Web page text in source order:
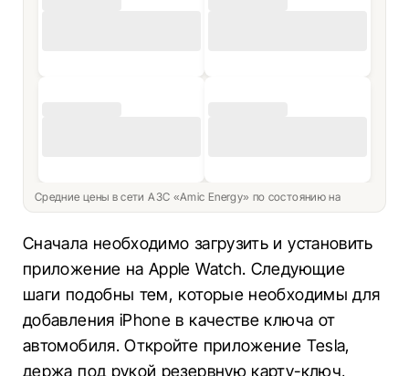
Средние цены в сети АЗС «Amic Energy» по состоянию на
Сначала необходимо загрузить и установить
приложение на Apple Watch. Следующие
шаги подобны тем, которые необходимы для
добавления iPhone в качестве ключа от
автомобиля. Откройте приложение Tesla,
держа под рукой резервную карту-ключ,